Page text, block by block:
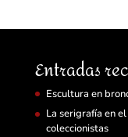
Entradas
Escultura en
La serigrafía en
coleccionistas